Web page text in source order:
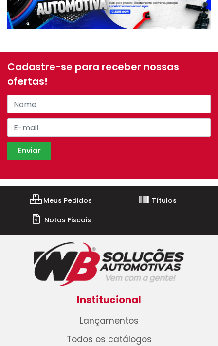
Cadastre-se para receber nossas
ofertas!
Meus Pedidos
Títulos
Notas Fiscais
Institucional
Lançamentos
Todos os catálogos